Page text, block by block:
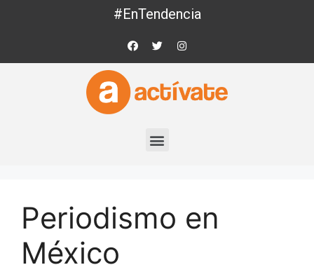
#EnTendencia
Periodismo en
México